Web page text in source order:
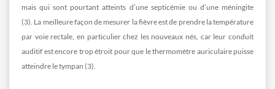
mais qui sont pourtant atteints d’une septicémie ou d’une méningite
(3). La meilleure façon de mesurer la fièvre est de prendre la température
par voie rectale, en particulier chez les nouveaux nés, car leur conduit
auditif est encore trop étroit pour que le thermomètre auriculaire puisse
atteindre le tympan (3).